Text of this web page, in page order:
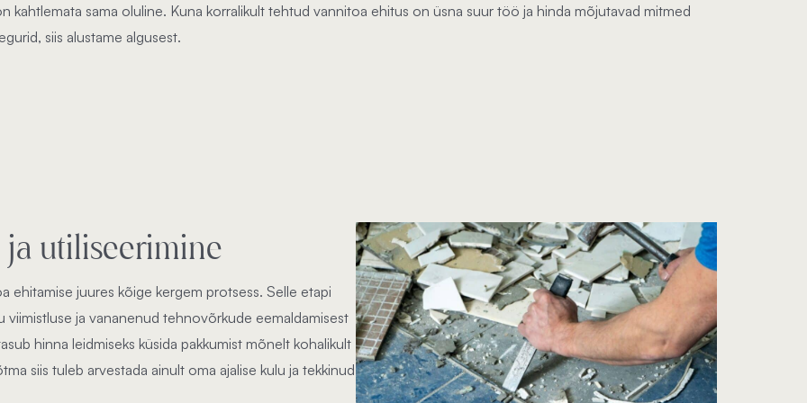
kahtlemata sama oluline. Kuna korralikult tehtud vannitoa ehitus on üsna suur töö ja hinda mõjutavad mitmed
siis alustame algusest.
utiliseerimine
ehitamise juures kõige kergem protsess. Selle etapi
ja vananenud tehnovõrkude eemaldamisest
hinna leidmiseks küsida pakkumist mõnelt kohalikult
siis tuleb arvestada ainult oma ajalise kulu ja tekkinud